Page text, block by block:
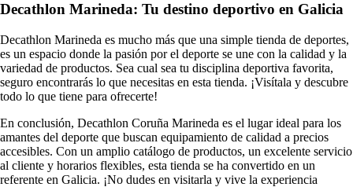
Decathlon Marineda: Tu destino deportivo en Galicia
Decathlon Marineda es mucho más que una simple tienda de deportes,
es un espacio donde la pasión por el deporte se une con la calidad y la
variedad de productos. Sea cual sea tu disciplina deportiva favorita,
seguro encontrarás lo que necesitas en esta tienda. ¡Visítala y descubre
todo lo que tiene para ofrecerte!
En conclusión, Decathlon Coruña Marineda es el lugar ideal para los
amantes del deporte que buscan equipamiento de calidad a precios
accesibles. Con un amplio catálogo de productos, un excelente servicio
al cliente y horarios flexibles, esta tienda se ha convertido en un
referente en Galicia. ¡No dudes en visitarla y vive la experiencia